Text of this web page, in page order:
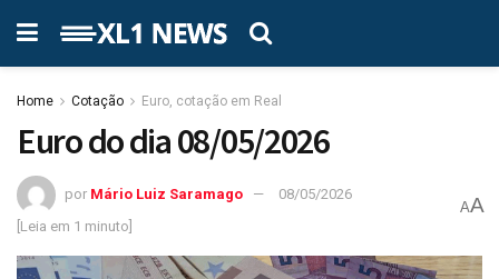
Home Cotação Euro, cotação em Real
Euro do dia 08/05/2026
por Mário Luiz Saramago
08/05/2026
[Leia em 1 minuto]
AA